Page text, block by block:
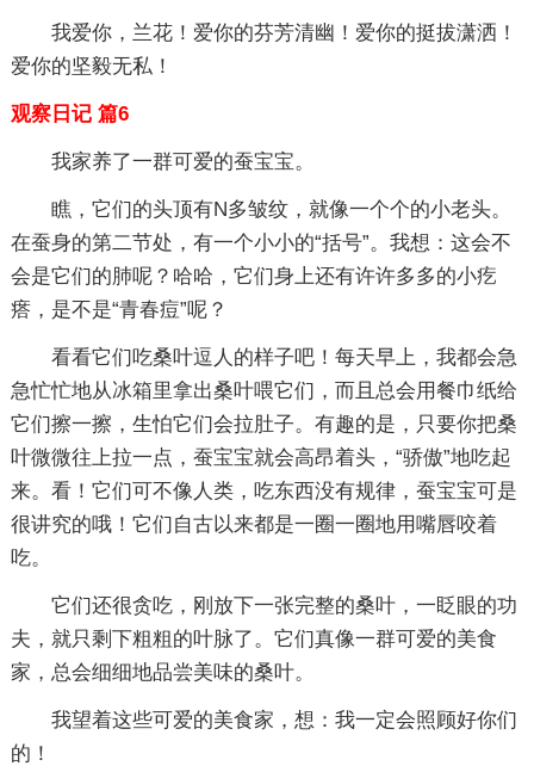
我爱你，兰花！爱你的芬芳清幽！爱你的挺拔潇洒！
爱你的坚毅无私！
观察日记 篇6
我家养了一群可爱的蚕宝宝。
瞧，它们的头顶有N多皱纹，就像一个个的小老头。
在蚕身的第二节处，有一个小小的“括号”。我想：这会不
会是它们的肺呢？哈哈，它们身上还有许许多多的小疙
瘩，是不是“青春痘”呢？
看看它们吃桑叶逗人的样子吧！每天早上，我都会急
急忙忙地从冰箱里拿出桑叶喂它们，而且总会用餐巾纸给
它们擦一擦，生怕它们会拉肚子。有趣的是，只要你把桑
叶微微往上拉一点，蚕宝宝就会高昂着头，“骄傲”地吃起
来。看！它们可不像人类，吃东西没有规律，蚕宝宝可是
很讲究的哦！它们自古以来都是一圈一圈地用嘴唇咬着
吃。
它们还很贪吃，刚放下一张完整的桑叶，一眨眼的功
夫，就只剩下粗粗的叶脉了。它们真像一群可爱的美食
家，总会细细地品尝美味的桑叶。
我望着这些可爱的美食家，想：我一定会照顾好你们
的！